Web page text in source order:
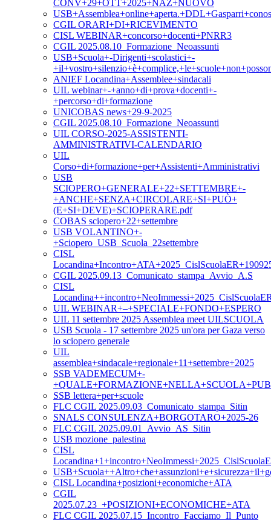
CONV+29+OTT+2025+NAZ+NUOVO
CGIL ORARI+DI+RICEVIMENTO
CISL WEBINAR+concorso+docenti+PNRR3
CGIL 2025.08.10_Formazione_Neoassunti
USB+Scuola+-Dirigenti+scolastici+-
ANIEF Locandina+Assemblee+sindacali
UIL webinar+-+anno+di+prova+docenti+-
+percorso+di+formazione
UNICOBAS news+29-9-2025
CGIL 2025.08.10_Formazione_Neoassunti
UIL CORSO-2025-ASSISTENTI-
AMMINISTRATIVI-CALENDARIO
UIL
Corso+di+formazione+per+Assistenti+Amministrativi
USB
SCIOPERO+GENERALE+22+SETTEMBRE+-
+ANCHE+SENZA+CIRCOLARE+SI+PUÒ+
(E+SI+DEVE)+SCIOPERARE.pdf
COBAS sciopero+22+settembre
USB VOLANTINO+-
+Sciopero_USB_Scuola_22settembre
CISL
CGIL 2025.09.13_Comunicato_stampa_Avvio_A.S
CISL
UIL WEBINAR+–+SPECIALE+FONDO+ESPERO
UIL 11 settembre 2025 Assemblea meet UILSCUOLA
USB Scuola - 17 settembre 2025 un'ora per Gaza verso
lo sciopero generale
UIL
assemblea+sindacale+regionale+11+settembre+2025
SSB VADEMECUM+-
SSB lettera+per+scuole
FLC CGIL 2025.09.03_Comunicato_stampa_Sitin
SNALS CONSULENZA+BORGOTARO+2025-26
FLC CGIL 2025.09.01_Avvio_AS_Sitin
USB mozione_palestina
CISL
CISL Locandina+posizioni+economiche+ATA
CGIL
2025.07.23_+POSIZIONI+ECONOMICHE+ATA
FLC CGIL 2025.07.15_Incontro_Facciamo_Il_Punto